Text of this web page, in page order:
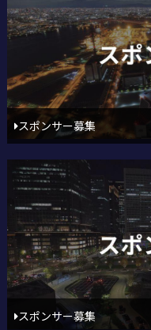
スポンサー募集
スポンサー募集